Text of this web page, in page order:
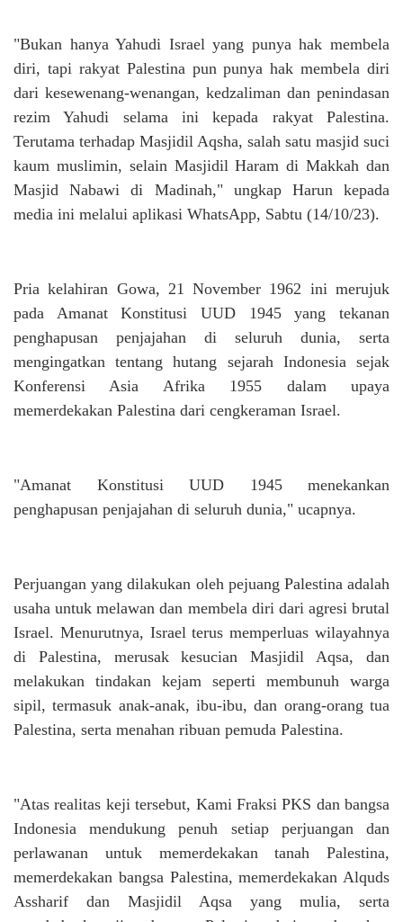
"Bukan hanya Yahudi Israel yang punya hak membela
diri, tapi rakyat Palestina pun punya hak membela diri
dari kesewenang-wenangan, kedzaliman dan penindasan
rezim Yahudi selama ini kepada rakyat Palestina.
Terutama terhadap Masjidil Aqsha, salah satu masjid suci
kaum muslimin, selain Masjidil Haram di Makkah dan
Masjid Nabawi di Madinah," ungkap Harun kepada
media ini melalui aplikasi WhatsApp, Sabtu (14/10/23).
Pria kelahiran Gowa, 21 November 1962 ini merujuk
pada Amanat Konstitusi UUD 1945 yang tekanan
penghapusan penjajahan di seluruh dunia, serta
mengingatkan tentang hutang sejarah Indonesia sejak
Konferensi Asia Afrika 1955 dalam upaya
memerdekakan Palestina dari cengkeraman Israel.
"Amanat Konstitusi UUD 1945 menekankan
penghapusan penjajahan di seluruh dunia," ucapnya.
Perjuangan yang dilakukan oleh pejuang Palestina adalah
usaha untuk melawan dan membela diri dari agresi brutal
Israel. Menurutnya, Israel terus memperluas wilayahnya
di Palestina, merusak kesucian Masjidil Aqsa, dan
melakukan tindakan kejam seperti membunuh warga
sipil, termasuk anak-anak, ibu-ibu, dan orang-orang tua
Palestina, serta menahan ribuan pemuda Palestina.
"Atas realitas keji tersebut, Kami Fraksi PKS dan bangsa
Indonesia mendukung penuh setiap perjuangan dan
perlawanan untuk memerdekakan tanah Palestina,
memerdekakan bangsa Palestina, memerdekakan Alquds
Assharif dan Masjidil Aqsa yang mulia, serta